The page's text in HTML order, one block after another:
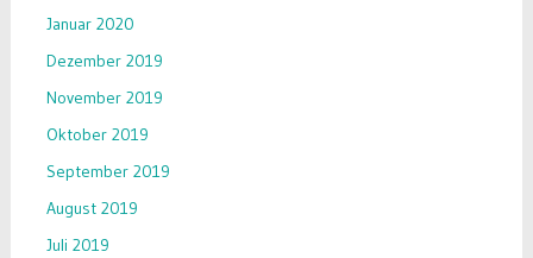
Januar 2020
Dezember 2019
November 2019
Oktober 2019
September 2019
August 2019
Juli 2019